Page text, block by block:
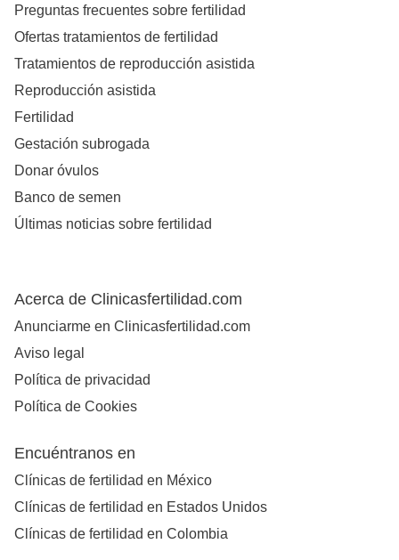
Preguntas frecuentes sobre fertilidad
Ofertas tratamientos de fertilidad
Tratamientos de reproducción asistida
Reproducción asistida
Fertilidad
Gestación subrogada
Donar óvulos
Banco de semen
Últimas noticias sobre fertilidad
Acerca de Clinicasfertilidad.com
Anunciarme en Clinicasfertilidad.com
Aviso legal
Política de privacidad
Política de Cookies
Encuéntranos en
Clínicas de fertilidad en México
Clínicas de fertilidad en Estados Unidos
Clínicas de fertilidad en Colombia